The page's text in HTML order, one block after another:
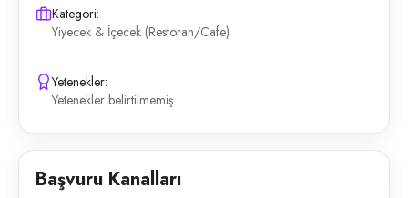
Kategori:
Yiyecek & İçecek (Restoran/Cafe)
Yetenekler:
Yetenekler belirtilmemiş
Başvuru Kanalları